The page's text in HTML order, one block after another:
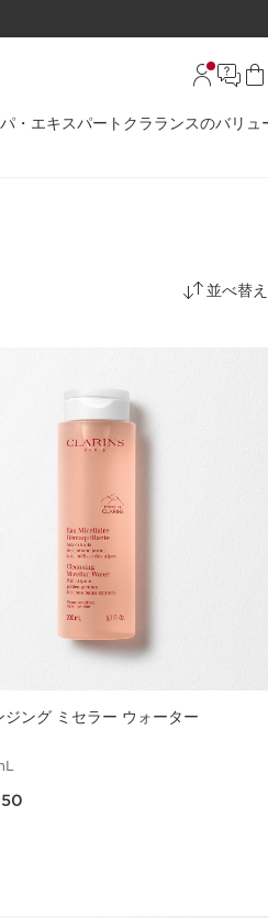
・エキスパート クラランスのバリュ
並べ替え
ジング ミセラー ウォーター